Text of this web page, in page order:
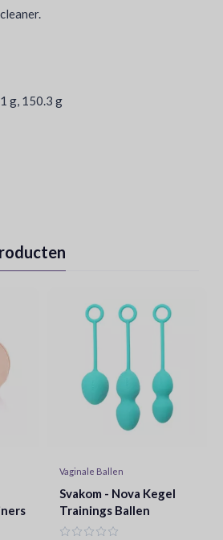
g, 150.3 g
Vaginale Ballen
Svakom - Nova Kegel
Trainings Ballen